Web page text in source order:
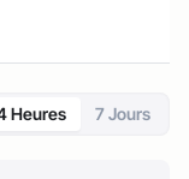
Heures 7 Jours